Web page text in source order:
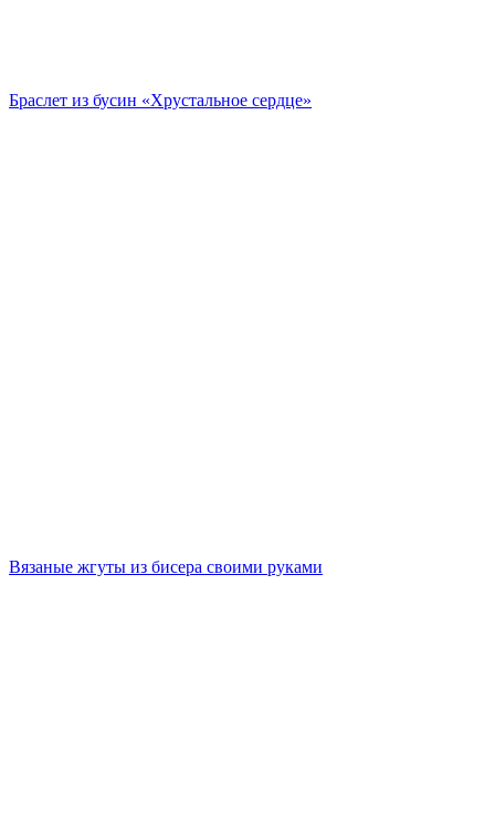
Браслет из бусин «Хрустальное сердце»
Вязаные жгуты из бисера своими руками